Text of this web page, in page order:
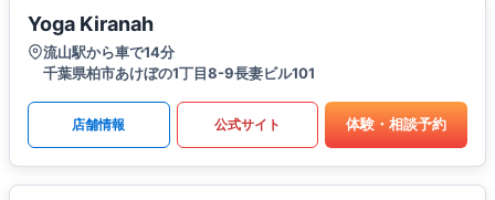
Yoga Kiranah
流山駅から車で14分
千葉県柏市あけぼの1丁目8-9長妻ビル101
店舗情報 公式サイト 体験・相談予約